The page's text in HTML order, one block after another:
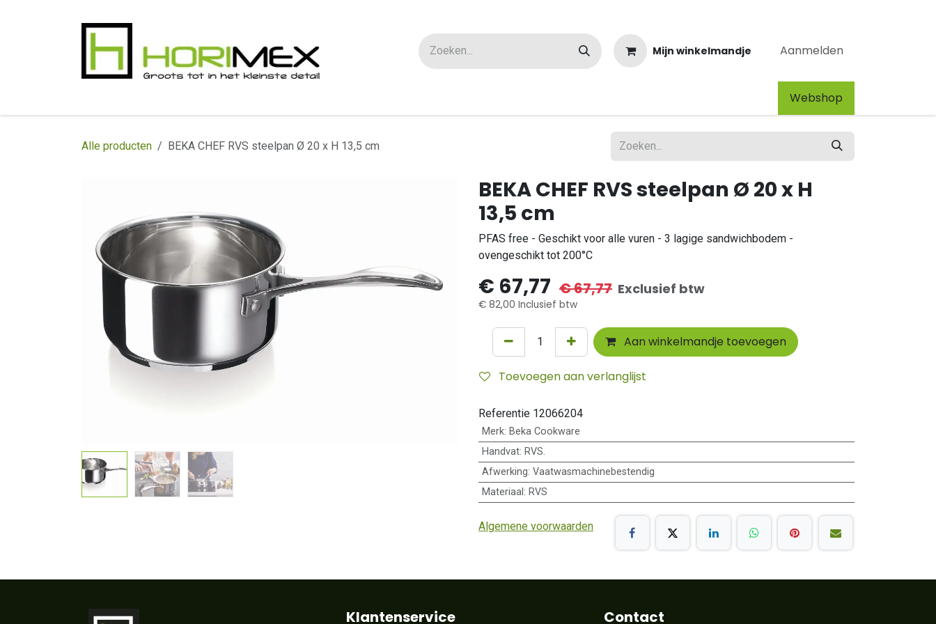
Mijn winkelmandje Aanmelden
Webshop​
Alle producten BEKA CHEF RVS steelpan Ø 20 x H 13,5 cm
BEKA CHEF RVS steelpan Ø 20 x H
13,5 cm
PFAS free - Geschikt voor alle vuren - 3 lagige sandwichbodem -
ovengeschikt tot 200°C
€ 67,77 €67,77 Exclusief btw
€ 82,00 Inclusief btw
Aan winkelmandje toevoegen
Toevoegen aan verlanglijst
Referentie 12066204
Merk: Beka Cookware
Handvat: RVS.
Afwerking: Vaatwasmachinebestendig
Materiaal : RVS
Algemene voorwaarden
Klantenservice Contact